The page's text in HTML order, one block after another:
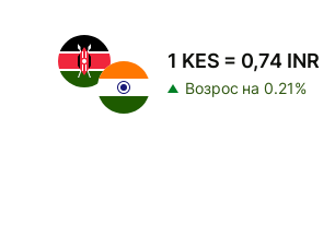
1 KES = 0,74 INR
Возрос на 0.21%